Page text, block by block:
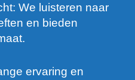
We luisteren naar
en bieden
ervaring en